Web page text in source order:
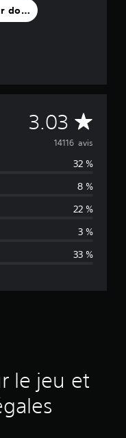
donner un avis
3.03 M
o
y
e
n
n
d
a
14116 avis
32 %
8 %
22 %
3 %
33 %
le jeu et